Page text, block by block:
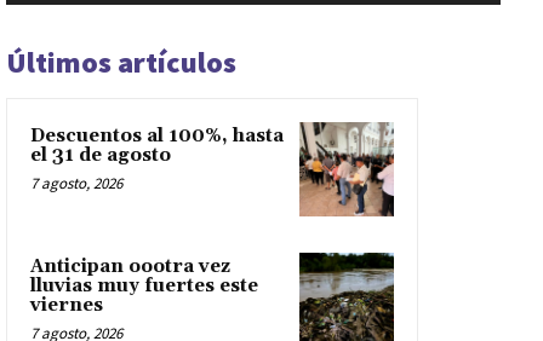
Últimos artículos
Descuentos al 100%, hasta
el 31 de agosto
7 agosto, 2026
Anticipan oootra vez
lluvias muy fuertes este
viernes
7 agosto, 2026